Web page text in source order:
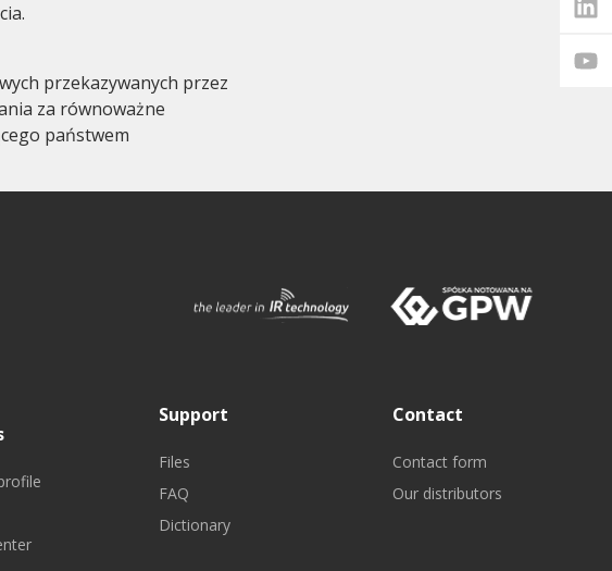
przekazywanych przez
za równoważne
państwem
Support
Files
FAQ
Dictionary
Contact
Contact form
Our distributors